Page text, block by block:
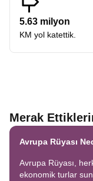
5.63 milyon
KM yol katettik.
Merak
Avrupa Rüyası
Avrupa Rüyası,
ekonomik turlar